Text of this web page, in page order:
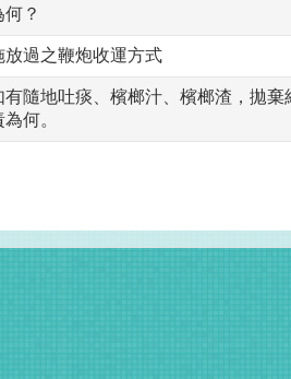
？
過之鞭炮收運方式
有隨地吐痰、檳榔汁、檳榔渣，拋
何。